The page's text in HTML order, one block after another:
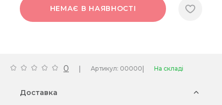
НЕМАЄ В НАЯВНОСТІ
0 | Артикул: 00000| На складі
Доставка